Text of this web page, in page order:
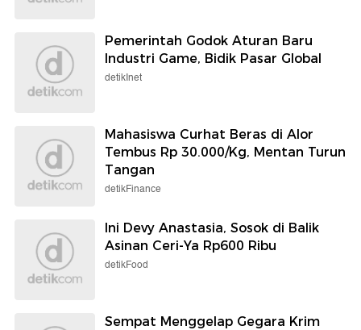
Pemerintah Godok Aturan Baru
Industri Game, Bidik Pasar Global
detikInet
Mahasiswa Curhat Beras di Alor
Tembus Rp 30.000/Kg, Mentan Turun
Tangan
detikFinance
Ini Devy Anastasia, Sosok di Balik
Asinan Ceri-Ya Rp600 Ribu
detikFood
Sempat Menggelap Gegara Krim